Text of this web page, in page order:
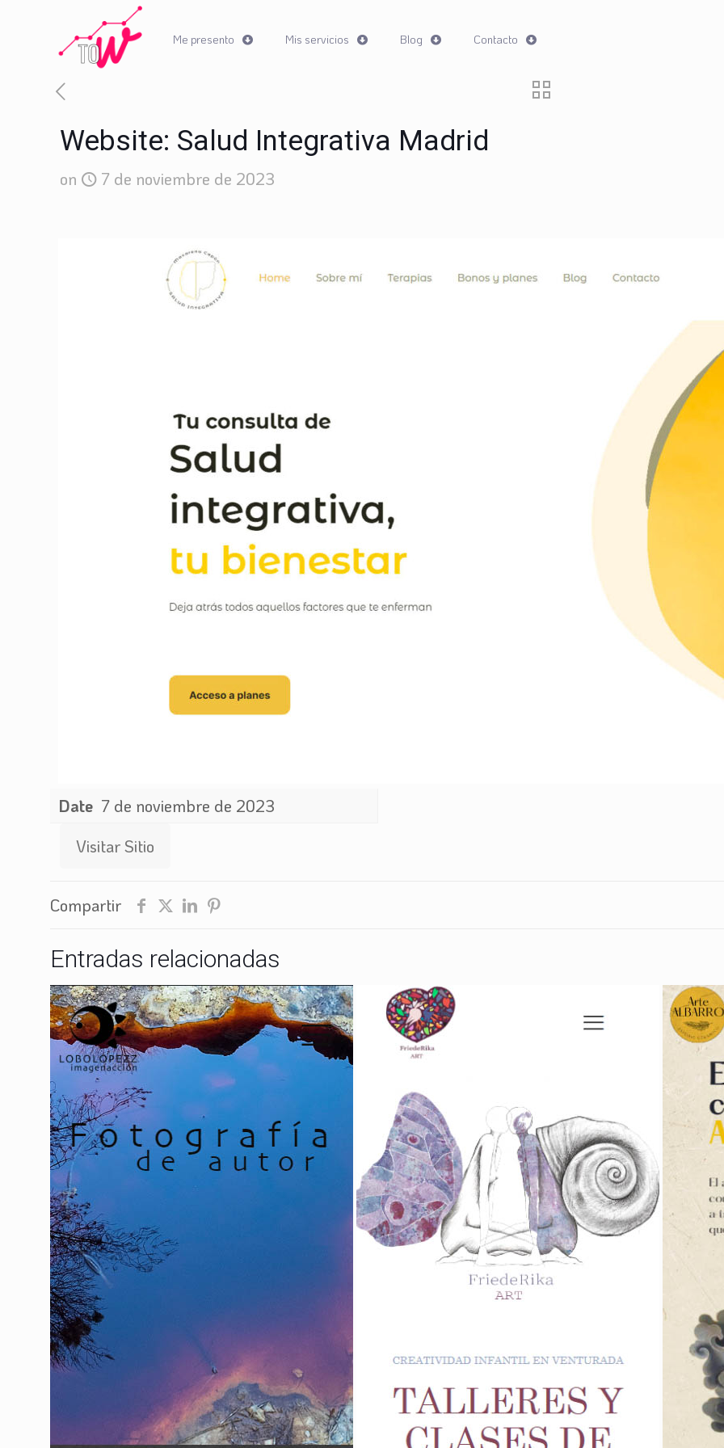
Me presento Mis servicios Blog Contacto
Website: Salud Integrativa Madrid
on 7 de noviembre de 2023
Date 7 de noviembre de 2023
Visitar Sitio
Compartir
Entradas relacionadas